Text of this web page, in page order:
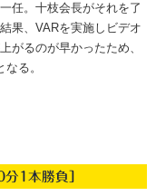
任。十枝会長がそれを了
果、VARを実施しビデオ
がるのが早かったため、
る。
1本勝負］